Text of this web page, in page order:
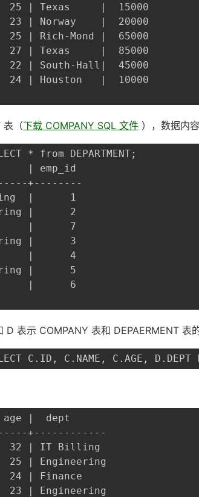
25 | Texas     |  15000
23 | Norway    |  20000
25 | Rich-Mond |  65000
27 | Texas     |  85000
22 | South-Hall|  45000
24 | Houston   |  10000
表（下载 COMPANY SQL 文件 ），数据内容
* from DEPARTMENT;
| emp_id
+--------
|      1
|      2
|      7
|      3
|      4
|      5
|      6
D 表示 COMPANY 表和 DEPAERMENT 表的
C.ID, C.NAME, C.AGE, D.DEPT
|  dept
+------------
32 | IT Billing
25 | Engineering
24 | Finance
23 | Engineering